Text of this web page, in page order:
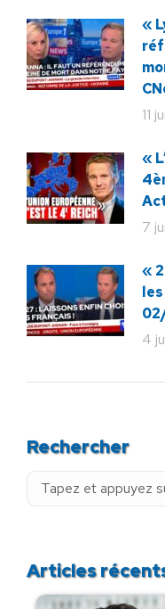
«
11
«
7
«
les
4
Rechercher
Recherche
Articles